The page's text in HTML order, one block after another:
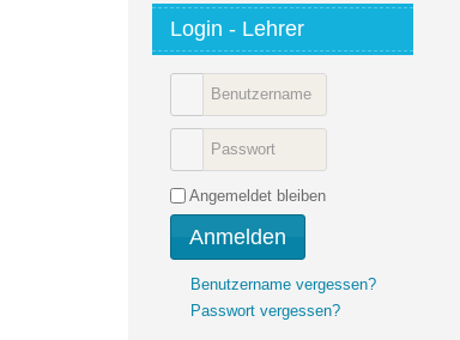
Login - Lehrer
Angemeldet bleiben
Anmelden
Benutzername vergessen?
Passwort vergessen?